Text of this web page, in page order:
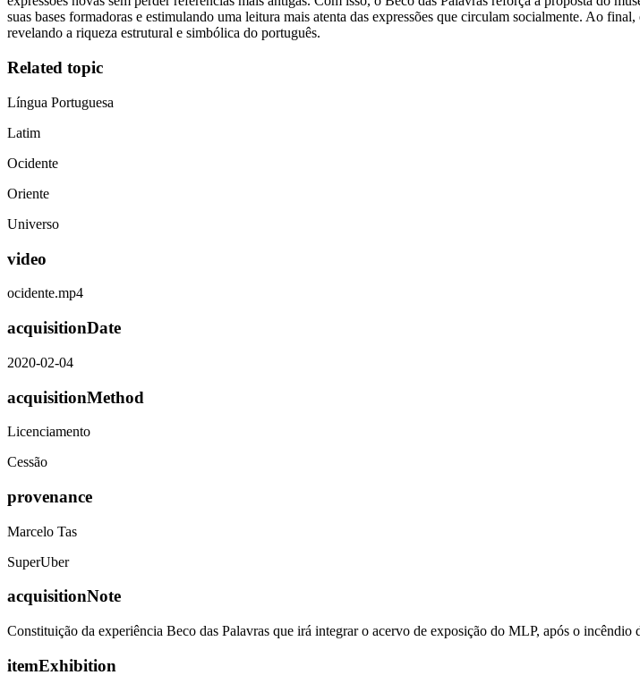
suas bases formadoras e estimulando uma leitura mais atenta das expressões que circulam socialmente. Ao
revelando a riqueza estrutural e simbólica do português.
Related topic
Língua Portuguesa
Latim
Ocidente
Oriente
Universo
video
ocidente.mp4
acquisitionDate
2020-02-04
acquisitionMethod
Licenciamento
Cessão
provenance
Marcelo Tas
SuperUber
acquisitionNote
Constituição da experiência Beco das Palavras que irá integrar o acervo de exposição do MLP, após o
itemExhibition